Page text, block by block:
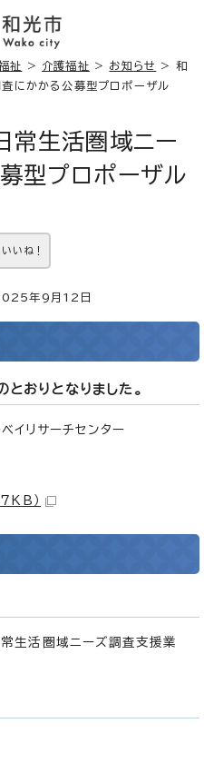
祉 > 介護福祉 > お知らせ
> 和
にかかる公募型プロポーザル
常生活圏域ニー
型プロポーザル
いいね！
年9月12日
おりとなりました。
イリサーチセンター
）
生活圏域ニーズ調査支援業